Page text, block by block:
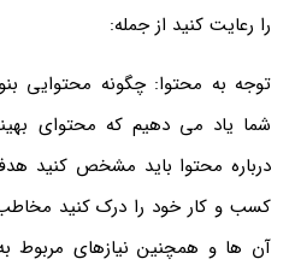
را رعایت کنید از جمله:
توجه به محتوا: چگونه محتوایی
شما یاد می دهیم که محتوای
درباره محتوا باید مشخص کنید
کسب و کار خود را درک کنید مخاطب
آن ها و همچنین نیازهای مربوط